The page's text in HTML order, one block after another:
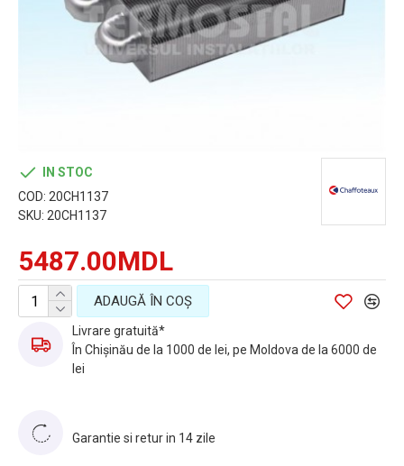
5487.00MDL
IN STOC
COD: 20CH1137
SKU: 20CH1137
ADAUGĂ ÎN COŞ
Livrare gratuită*
În Chișinău de la 1000 de lei, pe Moldova de la 6000 de
lei
Garantie si retur in 14 zile